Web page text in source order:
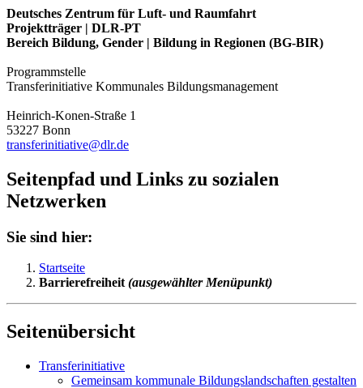
Deutsches Zentrum für Luft- und Raumfahrt
Projektträger | DLR-PT
Bereich Bildung, Gender | Bildung in Regionen (BG-BIR)
Programmstelle
Transferinitiative Kommunales Bildungsmanagement
Heinrich-Konen-Straße 1
53227 Bonn
transferinitiative@dlr.de
Seitenpfad und Links zu sozialen
Netzwerken
Sie sind hier:
Startseite
Barrierefreiheit (ausgewählter Menüpunkt)
Seitenübersicht
Transferinitiative
Gemeinsam kommunale Bildungslandschaften gestalten